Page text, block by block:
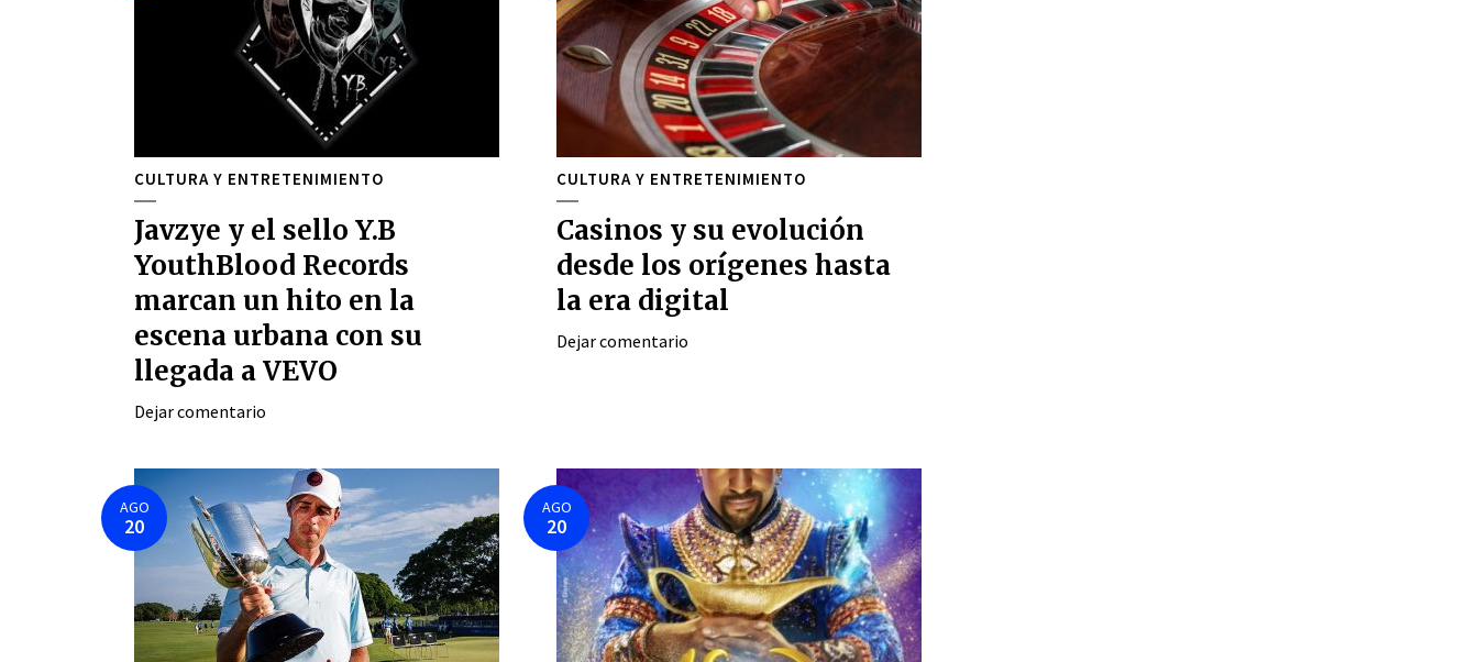
CULTURA Y ENTRETENIMIENTO
Javzye y el sello Y.B
YouthBlood Records
marcan un hito en la
escena urbana con su
llegada a VEVO
Dejar comentario
CULTURA Y ENTRETENIMIENTO
Casinos y su evolución
desde los orígenes hasta
la era digital
Dejar comentario
AGO
20
AGO
20